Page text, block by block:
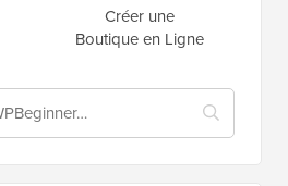
Créer une
Boutique en Ligne